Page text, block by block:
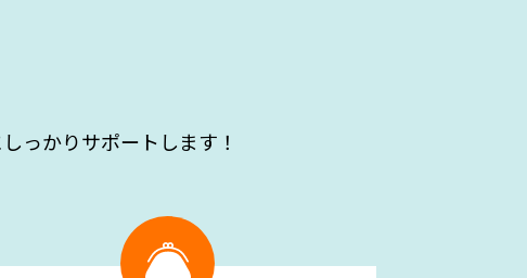
っかりサポートします！